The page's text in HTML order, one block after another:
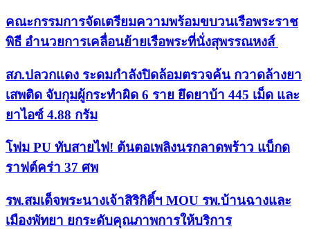
คณะกรรมการจัดเตรียมความพร้อมขบวนเรือพระราช
พิธี อำนวยการเคลื่อนย้ายเรือพระที่นั่งสุพรรณหงส์
สภ.ปลวกแดง ระดมกำลังปิดล้อมตรวจค้น กวาดล้างยา
เสพติด จับกุมผู้กระทำผิด 6 ราย ยึดยาบ้า 445 เม็ด และ
ยาไอซ์ 4.88 กรัม
โฟม PU ทับสายไฟ! ต้นตอเพลิงนรกลาดพร้าว แบ็กด
ราฟต์คร่า 37 ศพ
รพ.สมเด็จพระนางเจ้าสิริกิติ์ฯ MOU รพ.บ้านฉางและ
เมืองพัทยา ยกระดับคุณภาพการให้บริการ